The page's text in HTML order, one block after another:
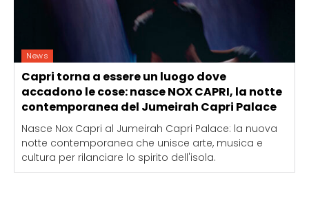
News
Capri torna a essere un luogo dove
accadono le cose: nasce NOX CAPRI, la notte
contemporanea del Jumeirah Capri Palace
Nasce Nox Capri al Jumeirah Capri Palace: la nuova
notte contemporanea che unisce arte, musica e
cultura per rilanciare lo spirito dell'isola.